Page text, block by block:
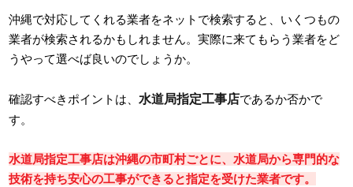
沖縄で対応してくれる業者をネットで検索すると、いくつもの
業者が検索されるかもしれません。実際に来てもらう業者をど
うやって選べば良いのでしょうか。
確認すべきポイントは、 水道局指定工事店であるか否かで
す。
水道局指定工事店は沖縄の市町村ごとに、水道局から専門的な
技術を持ち安心の工事ができると指定を受けた業者です。